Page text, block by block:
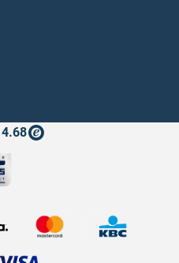
4.68
beoordelingen